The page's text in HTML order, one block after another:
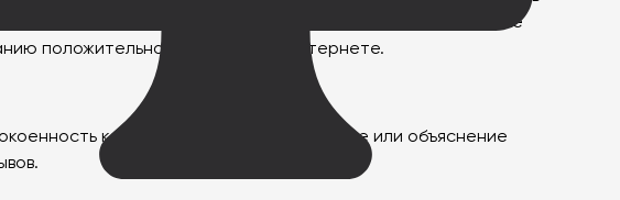
любых негативных отзывов. Предприятиям также
положительной репутации в Интернете.
клиента, предложите решение или объяснение